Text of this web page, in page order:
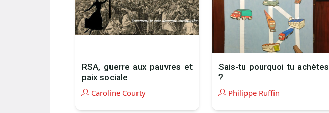
RSA, guerre aux pauvres et
paix sociale
Caroline Courty
Sais-tu pourquoi tu achètes
?
Philippe Ruffin